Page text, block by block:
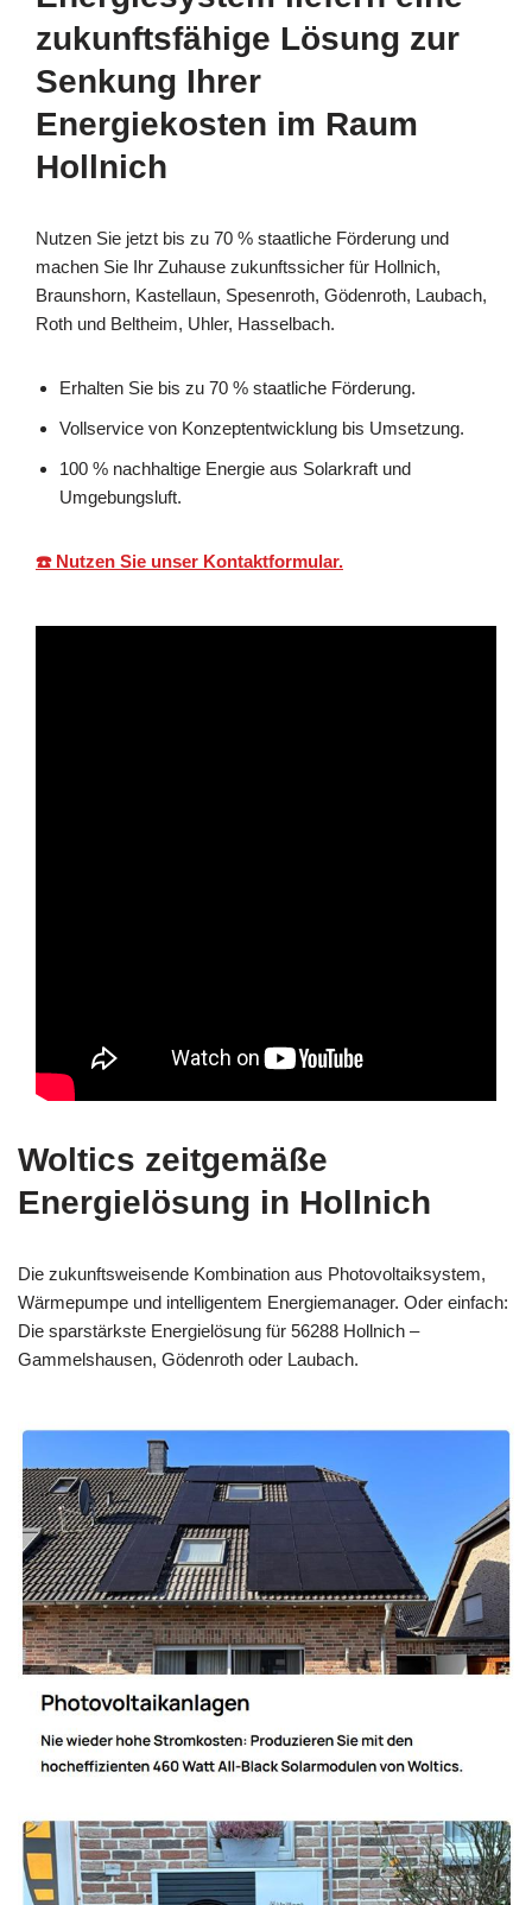
zukunftsfähige Lösung zur
Senkung Ihrer
Energiekosten im Raum
Hollnich
Nutzen Sie jetzt bis zu 70 % staatliche Förderung und
machen Sie Ihr Zuhause zukunftssicher für Hollnich,
Braunshorn, Kastellaun, Spesenroth, Gödenroth, Laubach,
Roth und Beltheim, Uhler, Hasselbach.
Erhalten Sie bis zu 70 % staatliche Förderung.
Vollservice von Konzeptentwicklung bis Umsetzung.
100 % nachhaltige Energie aus Solarkraft und
Umgebungsluft.
☎️ Nutzen Sie unser Kontaktformular.
Woltics zeitgemäße
Energielösung in Hollnich
Die zukunftsweisende Kombination aus Photovoltaiksystem,
Wärmepumpe und intelligentem Energiemanager. Oder einfach:
Die sparstärkste Energielösung für 56288 Hollnich –
Gammelshausen, Gödenroth oder Laubach.